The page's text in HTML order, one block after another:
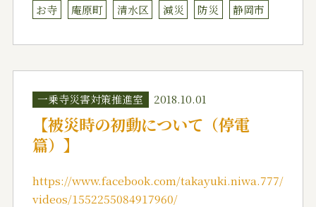
お寺 庵原町 清水区 減災 防災 静岡市
一乗寺災害対策推進室 2018.10.01
【被災時の初動について（停電
篇）】
https://www.facebook.com/takayuki.niwa.777/
videos/1552255084917960/